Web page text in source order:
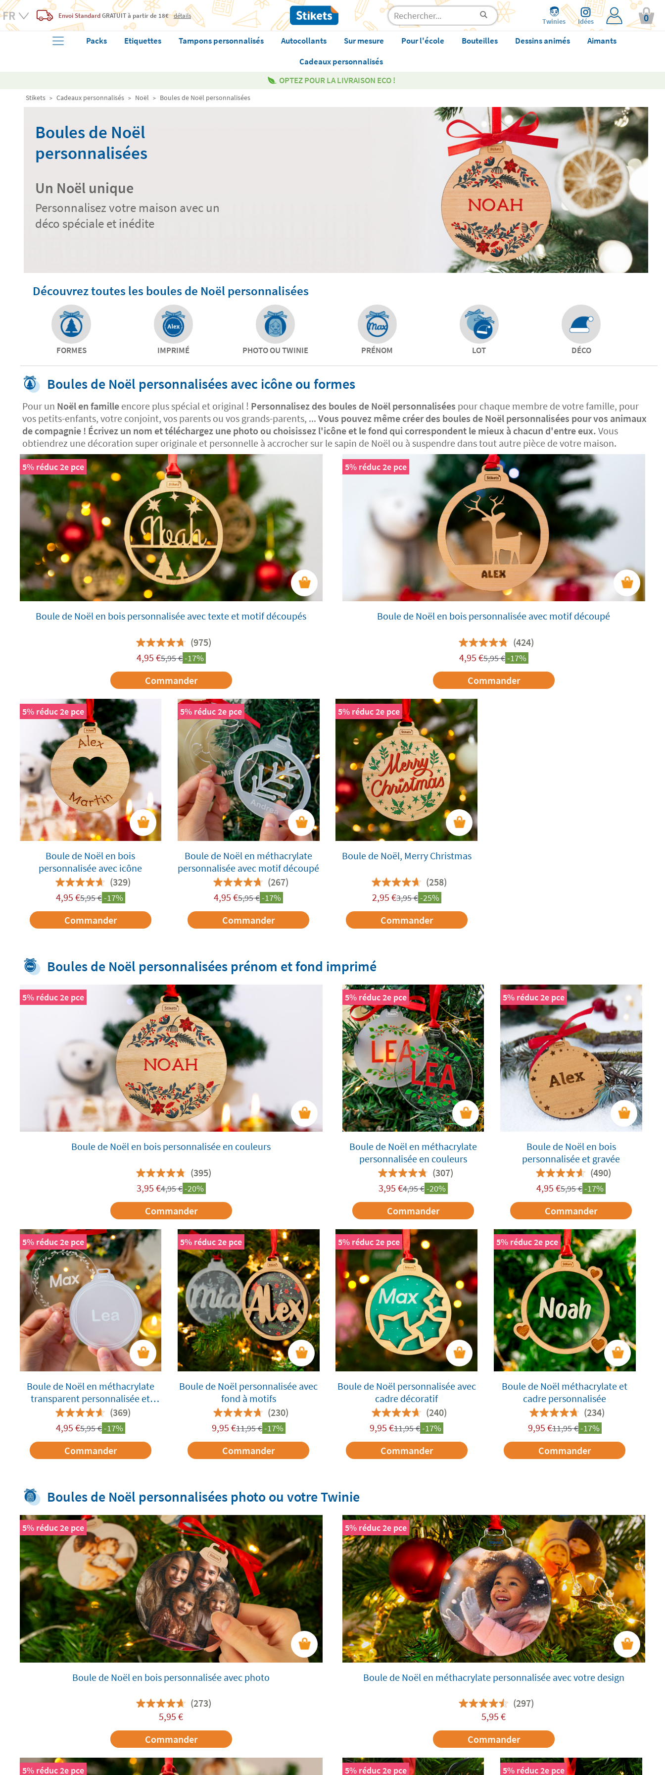
Envoi StandardGRATUITà partir de 18€ détails
Twinies Idées 0
Packs Etiquettes Tampons personnalisés Autocollants Sur mesure Pour l'école Bouteilles Dessins animés
Aimants
Cadeaux personnalisés
OPTEZ POUR LA LIVRAISON ECO !
Stikets Cadeaux personnalisés Noël Boules de Noël personnalisées
Boules de Noël
personnalisées
Un Noël unique
Personnalisez votre maison avec un
déco spéciale et inédite
Découvrez toutes les boules de Noël personnalisées
FORMES IMPRIMÉ PHOTO OU TWINIE PRÉNOM LOT DÉCO
Boules de Noël personnalisées avec icône ou formes
Pour un Noël en famille encore plus spécial et original ! Personnalisez des boules de Noël personnalisées pour chaque membre de votre famille, pour
vos petits-enfants, votre conjoint, vos parents ou vos grands-parents, ... Vous pouvez même créer des boules de Noël personnalisées pour vos animaux
de compagnie ! Écrivez un nom et téléchargez une photo ou choisissez l'icône et le fond qui correspondent le mieux à chacun d'entre eux. Vous
obtiendrez une décoration super originale et personnelle à accrocher sur le sapin de Noël ou à suspendre dans tout autre pièce de votre maison.
5% réduc 2e pce
Boule de Noël en bois personnalisée avec texte et motif découpés
(975)
4,95 €5,95€-17%
Commander
5% réduc 2e pce
Boule de Noël en bois personnalisée avec motif découpé
(424)
4,95 €5,95€-17%
Commander
5% réduc 2e pce
Boule de Noël en bois
personnalisée avec icône
(329)
4,95 €5,95€-17%
Commander
5% réduc 2e pce
Boule de Noël en méthacrylate
personnalisée avec motif découpé
(267)
4,95 €5,95€-17%
Commander
5% réduc 2e pce
Boule de Noël, Merry Christmas
(258)
2,95 €3,95€-25%
Commander
Boules de Noël personnalisées prénom et fond imprimé
5% réduc 2e pce
Boule de Noël en bois personnalisée en couleurs
(395)
3,95 €4,95€-20%
Commander
5% réduc 2e pce
Boule de Noël en méthacrylate
personnalisée en couleurs
(307)
3,95 €4,95€-20%
Commander
5% réduc 2e pce
Boule de Noël en bois
personnalisée et gravée
(490)
4,95 €5,95€-17%
Commander
5% réduc 2e pce
Boule de Noël en méthacrylate
transparent personnalisée et
gravée (369)
4,95 €5,95€-17%
Commander
5% réduc 2e pce
Boule de Noël personnalisée avec
fond à motifs
(230)
9,95 €11,95€-17%
Commander
5% réduc 2e pce
Boule de Noël personnalisée avec
cadre décoratif
(240)
9,95 €11,95€-17%
Commander
5% réduc 2e pce
Boule de Noël méthacrylate et
cadre personnalisée
(234)
9,95 €11,95€-17%
Commander
Boules de Noël personnalisées photo ou votre Twinie
5% réduc 2e pce
Boule de Noël en bois personnalisée avec photo
(273)
5,95 €
Commander
5% réduc 2e pce
Boule de Noël en méthacrylate personnalisée avec votre design
(297)
5,95 €
Commander
5% réduc 2e pce 5% réduc 2e pce 5% réduc 2e pce